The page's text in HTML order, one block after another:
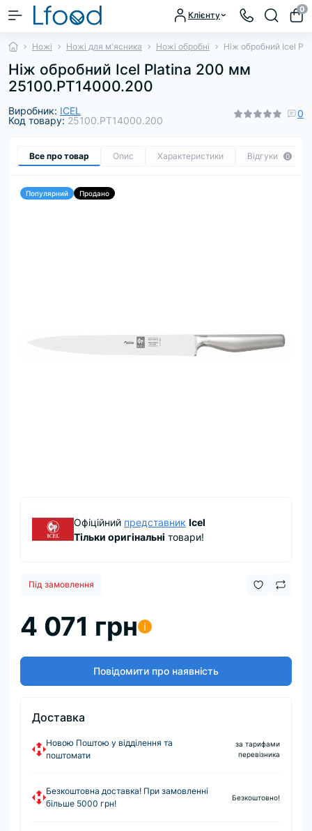
Клієнту
0
Ножі Ножі для м'ясника Ножі обробні Ніж обробний Icel
Ніж обробний Icel Platina 200 мм
25100.PT14000.200
Виробник: ICEL
Код товару: 25100.PT14000.200
0
Все про товар Опис Характеристики Відгуки 0
Популярний Продано
Офіційний представник Icel
Тільки оригінальні товари!
Під замовлення
i
4 071 грн
Повідомити про наявність
Доставка
Новою Поштою у відділення та
поштомати
за тарифами
перевізника
Безкоштовна доставка! При замовленні
більше 5000 грн!
Безкоштовно!